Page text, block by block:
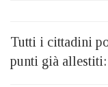
Tutti i cittadini
punti già allestiti: